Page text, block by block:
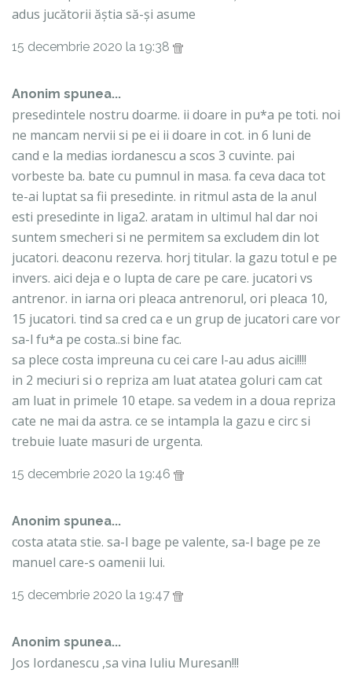
adus jucătorii ăștia să-și asume
15 decembrie 2020 la 19:38
Anonim spunea...
presedintele nostru doarme. ii doare in pu*a pe toti. noi
ne mancam nervii si pe ei ii doare in cot. in 6 luni de
cand e la medias iordanescu a scos 3 cuvinte. pai
vorbeste ba. bate cu pumnul in masa. fa ceva daca tot
te-ai luptat sa fii presedinte. in ritmul asta de la anul
esti presedinte in liga2. aratam in ultimul hal dar noi
suntem smecheri si ne permitem sa excludem din lot
jucatori. deaconu rezerva. horj titular. la gazu totul e pe
invers. aici deja e o lupta de care pe care. jucatori vs
antrenor. in iarna ori pleaca antrenorul, ori pleaca 10,
15 jucatori. tind sa cred ca e un grup de jucatori care vor
sa-l fu*a pe costa..si bine fac.
sa plece costa impreuna cu cei care l-au adus aici!!!!
in 2 meciuri si o repriza am luat atatea goluri cam cat
am luat in primele 10 etape. sa vedem in a doua repriza
cate ne mai da astra. ce se intampla la gazu e circ si
trebuie luate masuri de urgenta.
15 decembrie 2020 la 19:46
Anonim spunea...
costa atata stie. sa-l bage pe valente, sa-l bage pe ze
manuel care-s oamenii lui.
15 decembrie 2020 la 19:47
Anonim spunea...
Jos Iordanescu ,sa vina Iuliu Muresan!!!